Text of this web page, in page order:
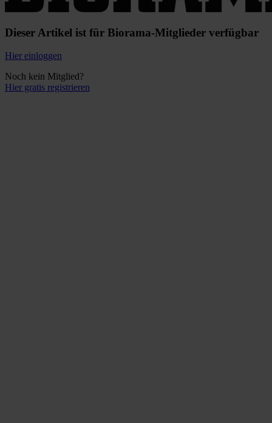
Dieser Artikel ist für Biorama-Mitglieder verfügbar
Hier einloggen
Noch kein Mitglied?
Hier gratis registrieren